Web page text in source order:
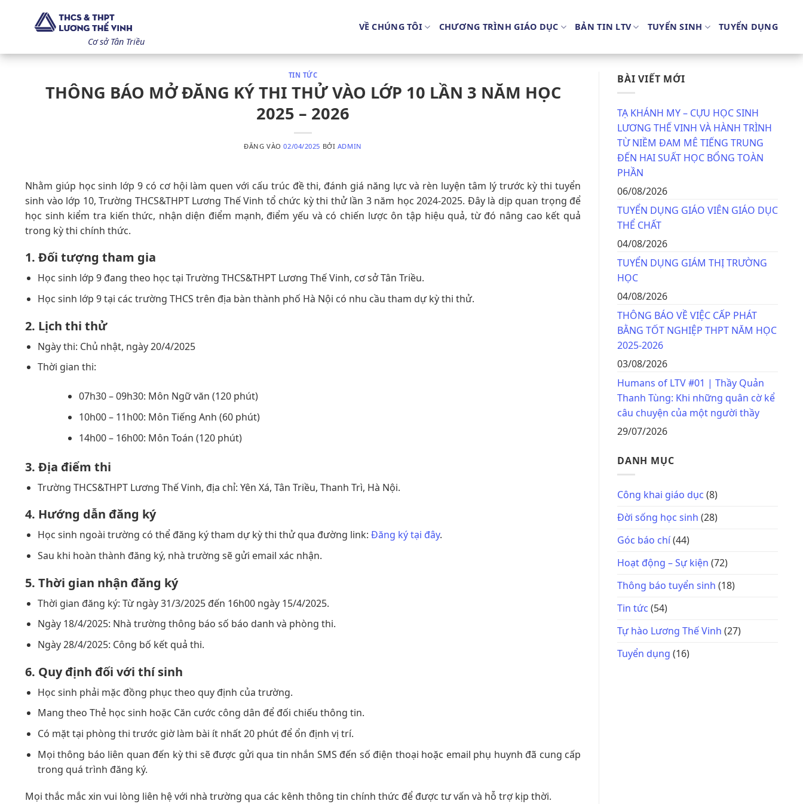
dung
Cơ sở Tân Triều
VỀ CHÚNG TÔI CHƯƠNG TRÌNH GIÁO DỤC BẢN TIN LTV TUYỂN SINH TUYỂN DỤNG
TIN TỨC
THÔNG BÁO MỞ ĐĂNG KÝ THI THỬ VÀO LỚP 10 LẦN 3 NĂM HỌC
2025 – 2026
ĐĂNG VÀO02/04/2025 BỞI ADMIN
Nhằm giúp học sinh lớp 9 có cơ hội làm quen với cấu trúc đề thi, đánh giá năng lực và rèn luyện tâm lý trước kỳ thi tuyển
sinh vào lớp 10, Trường THCS&THPT Lương Thế Vinh tổ chức kỳ thi thử lần 3 năm học 2024-2025. Đây là dịp quan trọng để
học sinh kiểm tra kiến thức, nhận diện điểm mạnh, điểm yếu và có chiến lược ôn tập hiệu quả, từ đó nâng cao kết quả
trong kỳ thi chính thức.
1. Đối tượng tham gia
Học sinh lớp 9 đang theo học tại Trường THCS&THPT Lương Thế Vinh, cơ sở Tân Triều.
Học sinh lớp 9 tại các trường THCS trên địa bàn thành phố Hà Nội có nhu cầu tham dự kỳ thi thử.
2. Lịch thi thử
Ngày thi: Chủ nhật, ngày 20/4/2025
Thời gian thi:
07h30 – 09h30: Môn Ngữ văn (120 phút)
10h00 – 11h00: Môn Tiếng Anh (60 phút)
14h00 – 16h00: Môn Toán (120 phút)
3. Địa điểm thi
Trường THCS&THPT Lương Thế Vinh, địa chỉ: Yên Xá, Tân Triều, Thanh Trì, Hà Nội.
4. Hướng dẫn đăng ký
Học sinh ngoài trường có thể đăng ký tham dự kỳ thi thử qua đường link: Đăng ký tại đây.
Sau khi hoàn thành đăng ký, nhà trường sẽ gửi email xác nhận.
5. Thời gian nhận đăng ký
Thời gian đăng ký: Từ ngày 31/3/2025 đến 16h00 ngày 15/4/2025.
Ngày 18/4/2025: Nhà trường thông báo số báo danh và phòng thi.
Ngày 28/4/2025: Công bố kết quả thi.
6. Quy định đối với thí sinh
Học sinh phải mặc đồng phục theo quy định của trường.
Mang theo Thẻ học sinh hoặc Căn cước công dân để đối chiếu thông tin.
Có mặt tại phòng thi trước giờ làm bài ít nhất 20 phút để ổn định vị trí.
Mọi thông báo liên quan đến kỳ thi sẽ được gửi qua tin nhắn SMS đến số điện thoại hoặc email phụ huynh đã cung cấp
trong quá trình đăng ký.
Mọi thắc mắc xin vui lòng liên hệ với nhà trường qua các kênh thông tin chính thức để được tư vấn và hỗ trợ kịp thời.
BÀI VIẾT MỚI
TẠ KHÁNH MY – CỰU HỌC SINH
LƯƠNG THẾ VINH VÀ HÀNH TRÌNH
TỪ NIỀM ĐAM MÊ TIẾNG TRUNG
ĐẾN HAI SUẤT HỌC BỔNG TOÀN
PHẦN
06/08/2026
TUYỂN DỤNG GIÁO VIÊN GIÁO DỤC
THỂ CHẤT
04/08/2026
TUYỂN DỤNG GIÁM THỊ TRƯỜNG
HỌC
04/08/2026
THÔNG BÁO VỀ VIỆC CẤP PHÁT
BẰNG TỐT NGHIỆP THPT NĂM HỌC
2025-2026
03/08/2026
Humans of LTV #01 | Thầy Quản
Thanh Tùng: Khi những quân cờ kể
câu chuyện của một người thầy
29/07/2026
DANH MỤC
Công khai giáo dục (8)
Đời sống học sinh (28)
Góc báo chí(44)
Hoạt động – Sự kiện (72)
Thông báo tuyển sinh (18)
Tin tức (54)
Tự hào Lương Thế Vinh (27)
Tuyển dụng (16)